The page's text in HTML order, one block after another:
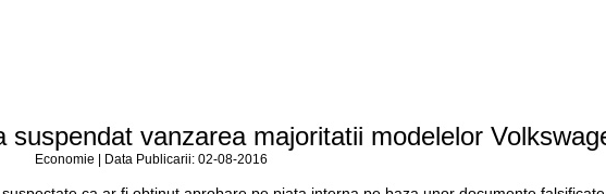
suspendat vanzarea majoritatii modelelor
Economie | Data Publicarii: 02-08-2016